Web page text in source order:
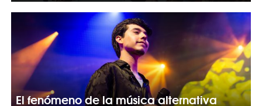
El fenómeno de la música alternativa